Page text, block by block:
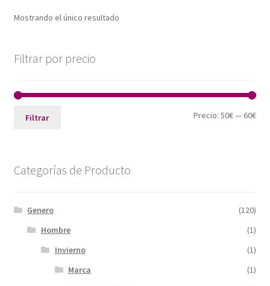
Mostrando el único resultado
Filtrar por precio
Filtrar Precio:50€— 60€
Categorías de Producto
Genero
(120)
Hombre
(1)
Invierno
(1)
Marca
(1)